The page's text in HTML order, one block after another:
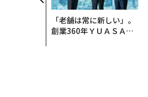
「老舗は常に新しい」。
創業360年ＹＵＡＳＡと